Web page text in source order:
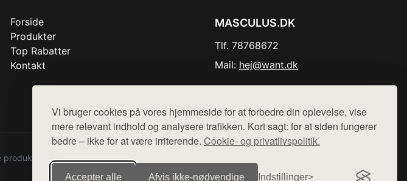
Vi bruger cookies på vores hjemmeside for at forbedre din oplevelse, vise
mere relevant indhold og analysere trafikken. Kort sagt: for at siden fungerer
bedre – ikke for at være irriterende. Cookie- og privatlivspolitik.
Accepter alle Afvis ikke‑nødvendige Indstillinger
Forside
Produkter
Top Rabatter
Kontakt
MASCULUS.DK
Tlf. 78768672
Mail: hej@want.dk
fra diverse webshops. Der sælges ikke varer fra denne side - vi henviser til de shops,